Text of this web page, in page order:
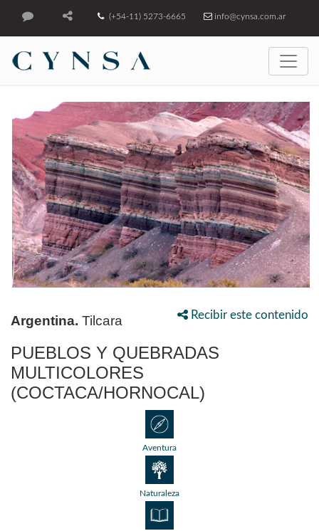
(+54-11) 5273-6665 info@cynsa.com.ar
Recibir este contenido
Argentina. Tilcara
PUEBLOS Y QUEBRADAS
MULTICOLORES
(COCTACA/HORNOCAL)
Aventura
Naturaleza